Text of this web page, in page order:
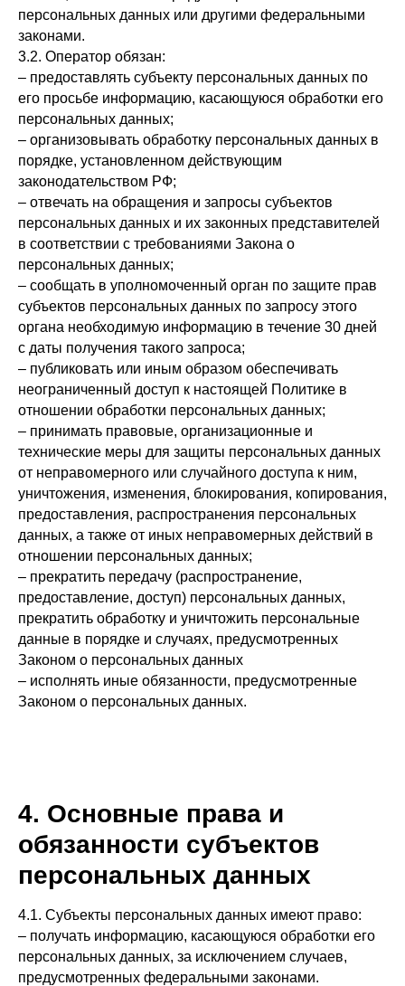
персональных данных или другими федеральными
законами.
3.2. Оператор обязан:
– предоставлять субъекту персональных данных по
его просьбе информацию, касающуюся обработки его
персональных данных;
– организовывать обработку персональных данных в
порядке, установленном действующим
законодательством РФ;
– отвечать на обращения и запросы субъектов
персональных данных и их законных представителей
в соответствии с требованиями Закона о
персональных данных;
– сообщать в уполномоченный орган по защите прав
субъектов персональных данных по запросу этого
органа необходимую информацию в течение 30 дней
с даты получения такого запроса;
– публиковать или иным образом обеспечивать
неограниченный доступ к настоящей Политике в
отношении обработки персональных данных;
– принимать правовые, организационные и
технические меры для защиты персональных данных
от неправомерного или случайного доступа к ним,
уничтожения, изменения, блокирования, копирования,
предоставления, распространения персональных
данных, а также от иных неправомерных действий в
отношении персональных данных;
– прекратить передачу (распространение,
предоставление, доступ) персональных данных,
прекратить обработку и уничтожить персональные
данные в порядке и случаях, предусмотренных
Законом о персональных данных
– исполнять иные обязанности, предусмотренные
Законом о персональных данных.
4. Основные права и
обязанности субъектов
персональных данных
4.1. Субъекты персональных данных имеют право:
– получать информацию, касающуюся обработки его
персональных данных, за исключением случаев,
предусмотренных федеральными законами.